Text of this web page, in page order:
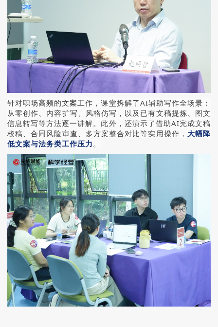
针对职场高频的文案工作，课堂拆解了AI辅助写作全场景：
从零创作、内容扩写、风格仿写，以及已有文稿提炼、图文
信息转写等方法逐一讲解。此外，还演示了借助AI完成文稿
校稿、合同风险审查、多方案整合对比等实用操作， 大幅降
低文案与法务类工作压力。